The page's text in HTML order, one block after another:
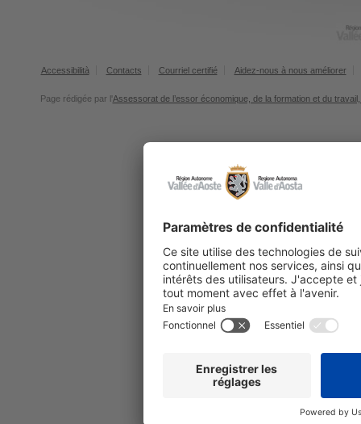
Accessibilità Contacts Courriel certifié Aidez-nous à nous améliorer
Page rédigée par l'Assessorat de l’essor économique, de la formation et du